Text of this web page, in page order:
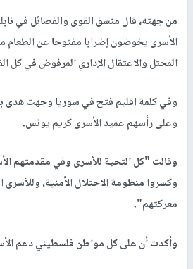
من جهته، قال منسق القوى والفصائل في
الأسرى يخوضون إضرابا مفتوحا عن الطعام
المحتل والاعتقال الإداري المرفوض في كل
وفي كلمة اقليم فتح في سوريا وجهت هدى
وعلى رأسهم عميد الأسرى كريم يونس.
وقالت "كل التحية للأسرى وفي مقدمتهم
وكسروا منظومة الاحتلال الأمنية،
معركتهم".
وأكدت أن على كل مواطن فلسطيني دعم